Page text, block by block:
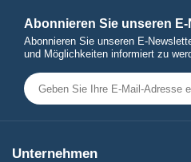
Abonnieren Sie unseren
Abonnieren Sie unseren E-
und Möglichkeiten informiert zu
Unternehmen